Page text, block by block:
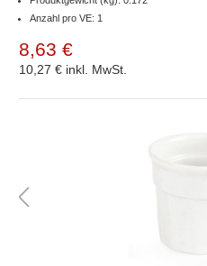
Anzahl pro VE: 1
8,63 €
10,27 € inkl. MwSt.